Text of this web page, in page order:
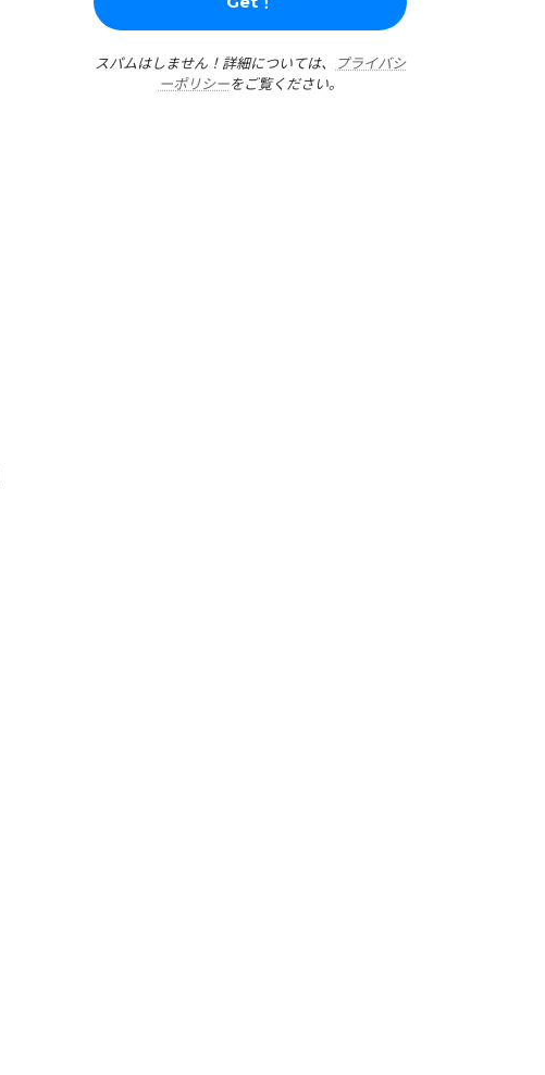
スパムはしません！詳細については、
プライバシ
ーポリシーをご覧ください。